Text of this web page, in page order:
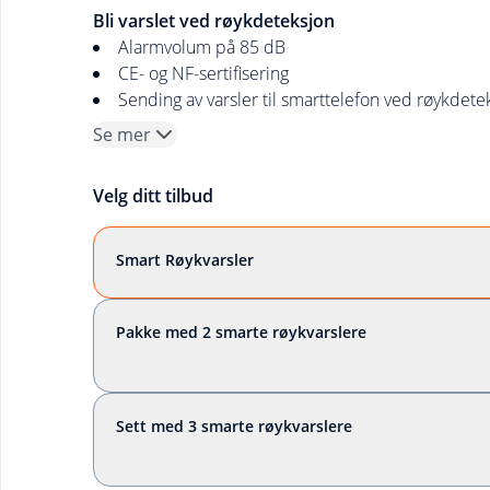
Bli varslet ved røykdeteksjon
Alarmvolum på 85 dB
CE- og NF-sertifisering
Sending av varsler til smarttelefon ved
Se mer
Velg ditt tilbud
Smart Røykvarsler
Pakke med 2 smarte røykvarslere
Sett med 3 smarte røykvarslere